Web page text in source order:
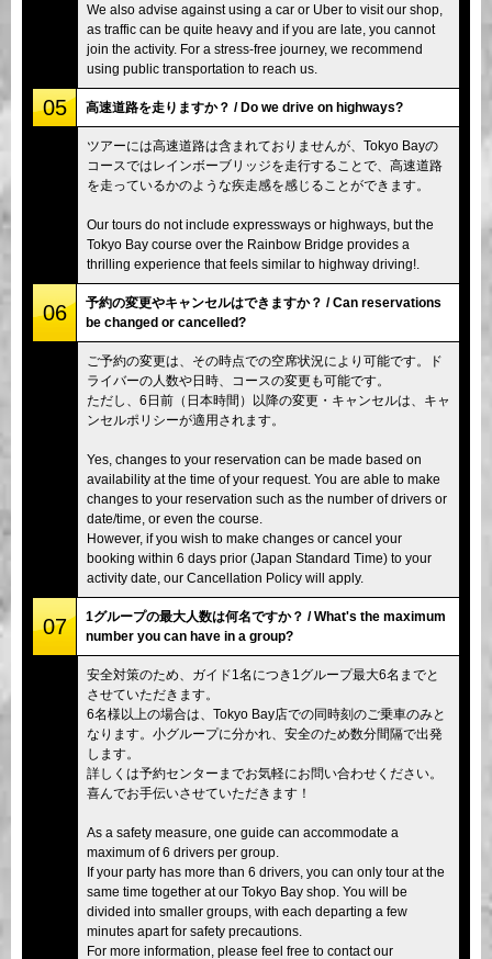
We also advise against using a car or Uber to visit our shop,
as traffic can be quite heavy and if you are late, you cannot
join the activity. For a stress-free journey, we recommend
using public transportation to reach us.
05 高速道路を走りますか？ / Do we drive on highways?
ツアーには高速道路は含まれておりませんが、Tokyo Bayの
コースではレインボーブリッジを走行することで、高速道路
を走っているかのような疾走感を感じることができます。
Our tours do not include expressways or highways, but the
Tokyo Bay course over the Rainbow Bridge provides a
thrilling experience that feels similar to highway driving!.
06
予約の変更やキャンセルはできますか？ / Can reservations
be changed or cancelled?
ご予約の変更は、その時点での空席状況により可能です。ド
ライバーの人数や日時、コースの変更も可能です。
ただし、6日前（日本時間）以降の変更・キャンセルは、キャ
ンセルポリシーが適用されます。
Yes, changes to your reservation can be made based on
availability at the time of your request. You are able to make
changes to your reservation such as the number of drivers or
date/time, or even the course.
However, if you wish to make changes or cancel your
booking within 6 days prior (Japan Standard Time) to your
activity date, our Cancellation Policy will apply.
07
1グループの最大人数は何名ですか？ / What's the maximum
number you can have in a group?
安全対策のため、ガイド1名につき1グループ最大6名までと
させていただきます。
6名様以上の場合は、Tokyo Bay店での同時刻のご乗車のみと
なります。小グループに分かれ、安全のため数分間隔で出発
します。
詳しくは予約センターまでお気軽にお問い合わせください。
喜んでお手伝いさせていただきます！
As a safety measure, one guide can accommodate a
maximum of 6 drivers per group.
If your party has more than 6 drivers, you can only tour at the
same time together at our Tokyo Bay shop. You will be
divided into smaller groups, with each departing a few
minutes apart for safety precautions.
For more information, please feel free to contact our